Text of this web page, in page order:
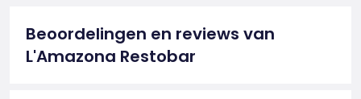
Beoordelingen en reviews van
L'Amazona Restobar